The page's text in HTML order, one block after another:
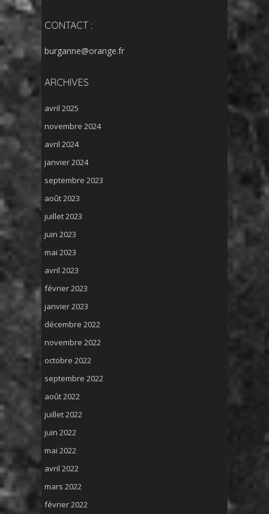
CONTACT :
burganne@orange.fr
ARCHIVES
avril 2025
novembre 2024
avril 2024
janvier 2024
septembre 2023
août 2023
juillet 2023
juin 2023
mai 2023
avril 2023
février 2023
janvier 2023
décembre 2022
novembre 2022
octobre 2022
septembre 2022
août 2022
juillet 2022
juin 2022
mai 2022
avril 2022
mars 2022
février 2022